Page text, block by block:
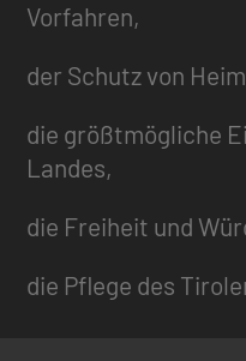
Vorfahren,
der Schutz von
die größtmögliche
Landes,
die Freiheit und
die Pflege des